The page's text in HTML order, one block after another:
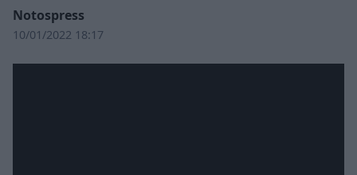
Notospress
10/01/2022 18:17